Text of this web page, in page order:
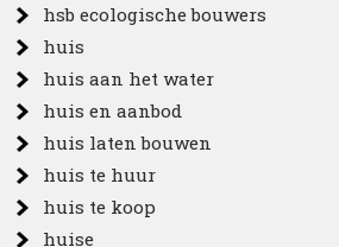
hsb ecologische bouwers
huis
huis aan het water
huis en aanbod
huis laten bouwen
huis te huur
huis te koop
huise